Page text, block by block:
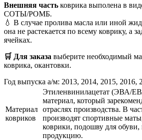
Внешняя часть коврика выполена в
СОТЫ/РОМБ.
💧 В случае пролива масла или иной
она не растекается по всему коврику, а
ячейках.
🛒 Для заказа выберите необходимый
коврика, окантовки.
Год выпуска а/м: 2013, 2014, 2015, 2016,
Материал
ковриков
Этиленвинилацетат (ЭВА/
материал, который
отраслях производства. В
производят спортивные
коврики, подошву для
продукцию.